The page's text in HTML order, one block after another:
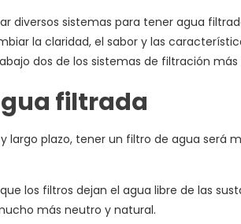
diversos sistemas para tener agua
la claridad, el sabor y las
dos de los sistemas de filtración
filtrada
largo plazo, tener un filtro de agua
los filtros dejan el agua libre de las
más neutro y natural.